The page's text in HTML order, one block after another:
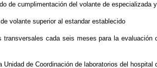
de cumplimentación del volante de especializada
volante superior al estandar establecido
transversales cada seis meses para la
de Coordinación de laboratorios del